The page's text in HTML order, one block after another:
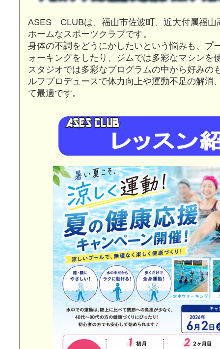
ASES CLUBは、福山市佐波町、近大付属福山
ホームなスポーツクラブです。
身体の不調をどうにかしたいという悩みも、プ
ォーキングをしたり、ジムでは多彩なマシンを
スタジオでは多彩なプログラムの中から好みの
ルフプロデュースで体力向上や運動不足の解消
て最適です。